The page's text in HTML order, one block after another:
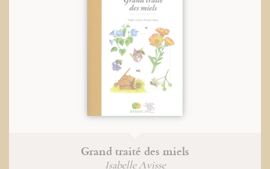
Grand traité des miels
Isabelle Avisse